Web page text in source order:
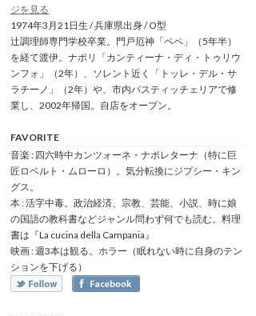
ジを見る
1974年3月21日生 / 兵庫県出身 / O型
辻調理師専門学校卒業。門戸厄神「ペペ」（5年半）
を経て渡伊。ナポリ「カンティーナ・ディ・トゥリウ
ンフォ」（2年）、ソレント近く「トッレ・デル・サ
ラチーノ」（2年）や、市内パスティッチェリアで修
業し、2002年帰国。自店をオープン。
FAVORITE
音楽 : 四六時中カンツォーネ・ナポレターナ（特に巨
匠ロベルト・ムローロ）。気分転換にジプシー・キン
グス。
本 : 活字中毒。政治経済、宗教、芸能、小説、時に娘
の国語の教科書などジャンル問わず何でも読む。料理
書は『La cucina della Campania』
映画 : 週3本は観る。ホラー（眠れない時に自身のテン
ションを下げる）